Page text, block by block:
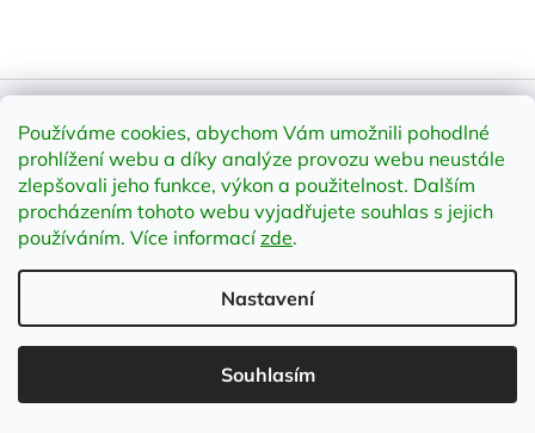
Používáme cookies, abychom Vám umožnili pohodlné
prohlížení webu a díky analýze provozu webu neustále
zlepšovali jeho funkce, výkon a použitelnost. Dalším
procházením tohoto webu vyjadřujete souhlas s jejich
používáním. Více informacízde.
Nastavení
Souhlasím
Vytvořil Shoptet
Copyright 2026element-shop.cz. Všechna práva vyhrazena.
Upravit nastavení cookies